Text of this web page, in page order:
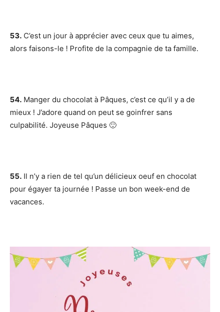
53. C’est un jour à apprécier avec ceux que tu aimes,
alors faisons-le ! Profite de la compagnie de ta famille.
54. Manger du chocolat à Pâques, c’est ce qu’il y a de
mieux ! J’adore quand on peut se goinfrer sans
culpabilité. Joyeuse Pâques 🙂
55. Il n’y a rien de tel qu’un délicieux oeuf en chocolat
pour égayer ta journée ! Passe un bon week-end de
vacances.